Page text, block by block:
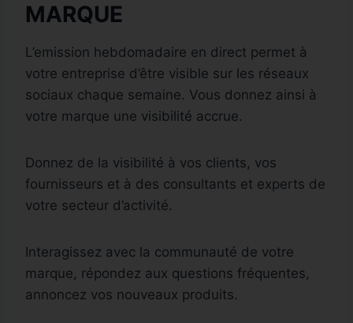
MARQUE
L’emission hebdomadaire en direct permet à
votre entreprise d’être visible sur les réseaux
sociaux chaque semaine. Vous donnez ainsi à
votre marque une visibilité accrue.
Donnez de la visibilité à vos clients, vos
fournisseurs et à des consultants et experts de
votre secteur d’activité.
Interagissez avec la communauté de votre
marque, répondez aux questions fréquentes,
annoncez vos nouveaux produits.